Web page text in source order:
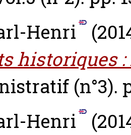
Henri
historiques
(n°3).
Henri